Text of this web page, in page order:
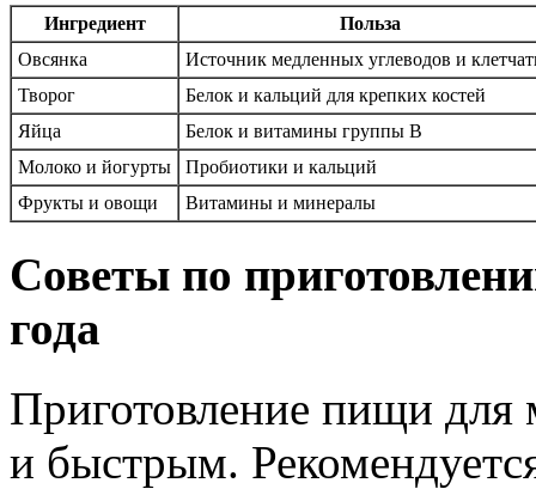
Ингредиент
Польза
Овсянка
Источник медленных углеводов и
Творог
Белок и кальций для крепких костей
Яйца
Белок и витамины группы B
Молоко и йогурты
Пробиотики и кальций
Фрукты и овощи
Витамины и минералы
Советы по
года
Приготовление пищи
и быстрым.